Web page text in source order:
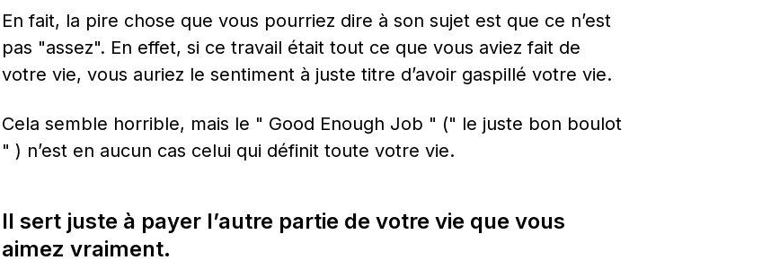
En fait, la pire chose que vous pourriez dire à son sujet est que ce n’est
pas "assez". En effet, si ce travail était tout ce que vous aviez fait de
votre vie, vous auriez le sentiment à juste titre d’avoir gaspillé votre vie.
Cela semble horrible, mais le " Good Enough Job " (" le juste bon boulot
" ) n’est en aucun cas celui qui définit toute votre vie.
Il sert juste à payer l’autre partie de votre vie que vous
aimez vraiment.